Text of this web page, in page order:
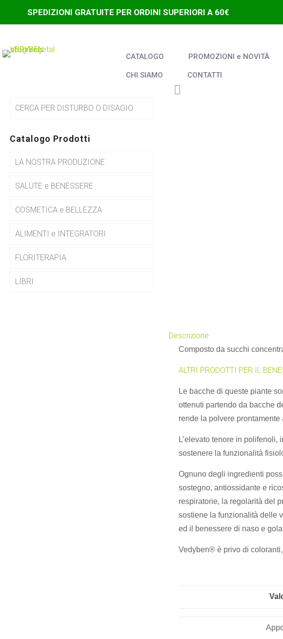
SPEDIZIONI GRATUITE PER ORDINI SUPERIORI A 60€
CATALOGO PROMOZIONI e NOVITÀ
CHI SIAMO CONTATTI
Descrizione
Composto da succhi
ALTRI PRODOTTI PER IL
Le bacche di queste piante
ottenuti partendo da bacche
rende la polvere prontamente
L’elevato tenore in
sostenere la funzionalità
Ognuno degli ingredienti
sostegno, antiossidante e
respiratorie, la regolarità del
sostiene la funzionalità delle
ed il benessere di naso e
Vedyben® è privo di
CERCA PER DISTURBO O DISAGIO
Catalogo Prodotti
LA NOSTRA PRODUZIONE
SALUTE e BENESSERE
COSMETICA e BELLEZZA
ALIMENTI e INTEGRATORI
FLORITERAPIA
LIBRI